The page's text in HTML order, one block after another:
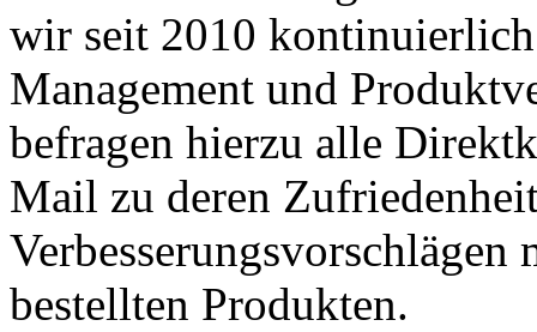
wir seit 2010
Management und
befragen hierzu alle
Mail zu deren
bestellten Produkten.